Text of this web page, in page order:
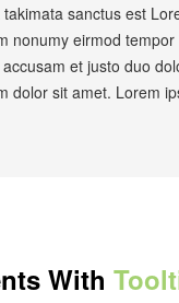
sanctus est
nonumy eirmod
et justo duo
dolor sit amet. Lorem
With